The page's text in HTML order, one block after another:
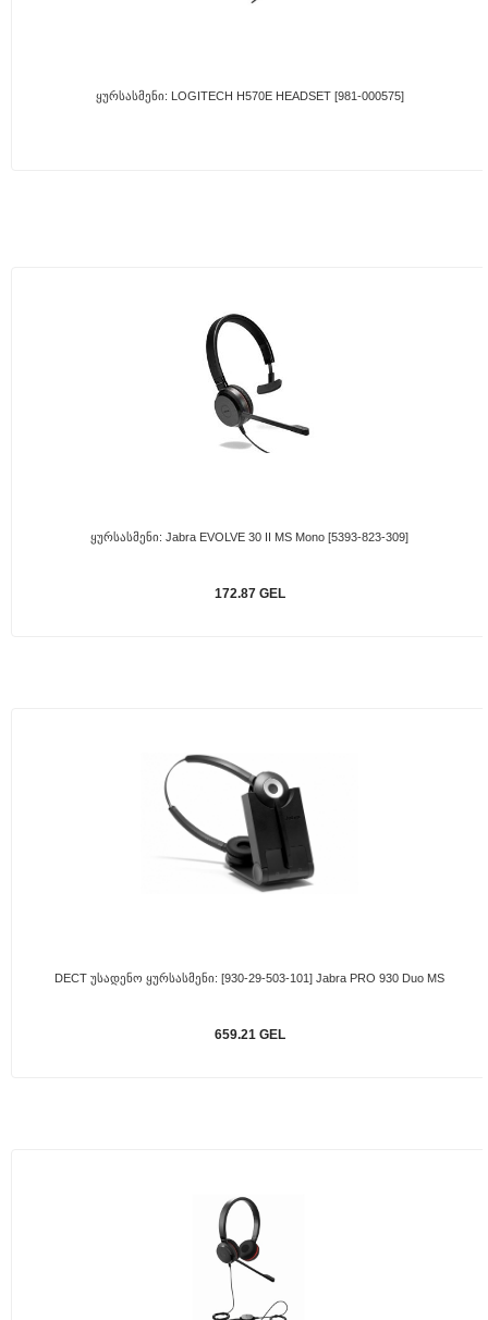
Ყურსასმენი: LOGITECH H570E HEADSET [981-000575]
Ყურსასმენი: Jabra EVOLVE 30 II MS Mono [5393-823-309]
172.87 GEL
DECT Უსადენო Ყურსასმენი: [930-29-503-101] Jabra PRO 930 Duo MS
659.21 GEL